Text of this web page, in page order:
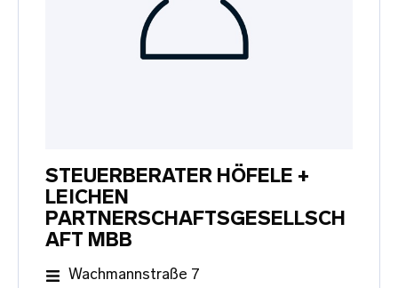
STEUERBERATER HÖFELE +
LEICHEN
PARTNERSCHAFTSGESELLSCH
AFT MBB
Wachmannstraße 7